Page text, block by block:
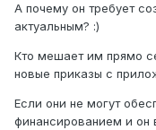
А почему он требует
актуальным? :)
Кто мешает им прямо
новые приказы с
Если они не могут
финансированием и он